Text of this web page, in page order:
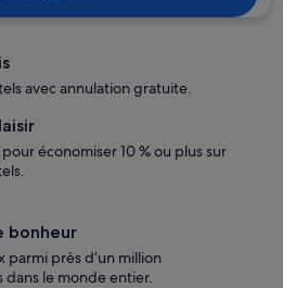
avec annulation gratuite.
économiser 10 % ou plus sur
bonheur
parmi près d’un million
dans le monde entier.